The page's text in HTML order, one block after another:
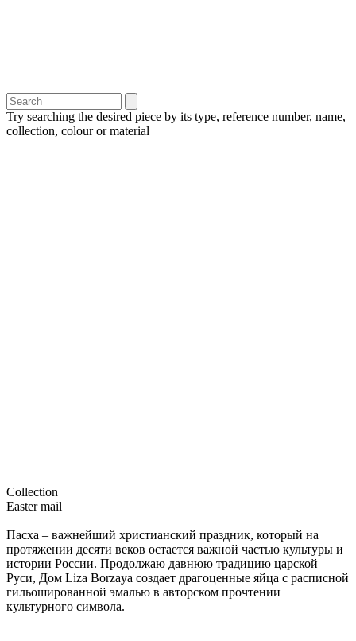
Try searching the desired piece by its type, reference number, name,
collection, colour or material
Collection
Easter mail
Пасха – важнейший христианский праздник, который на
протяжении десяти веков остается важной частью культуры и
истории России. Продолжаю давнюю традицию царской
Руси, Дом Liza Borzaya создает драгоценные яйца с расписной
гильошированной эмалью в авторском прочтении
культурного символа.